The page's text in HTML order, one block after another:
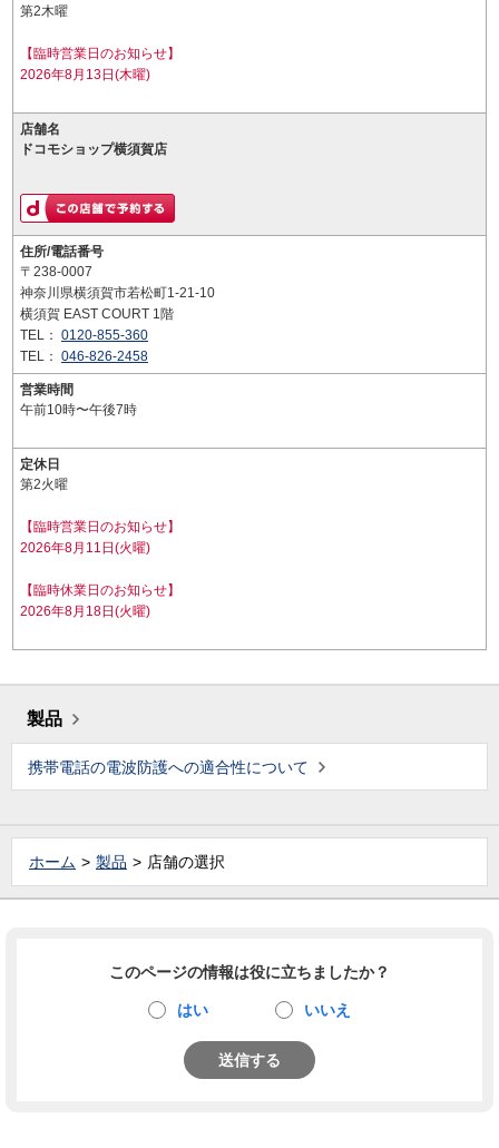
第2木曜
【臨時営業日のお知らせ】
2026年8月13日(木曜)
店舗名
ドコモショップ横須賀店
住所/電話番号
〒238-0007
神奈川県横須賀市若松町1-21-10
横須賀 EAST COURT 1階
TEL： 0120-855-360
TEL： 046-826-2458
営業時間
午前10時〜午後7時
定休日
第2火曜
【臨時営業日のお知らせ】
2026年8月11日(火曜)
【臨時休業日のお知らせ】
2026年8月18日(火曜)
製品
携帯電話の電波防護への適合性について
ホーム 製品 店舗の選択
このページの情報は役に立ちましたか？
はい いいえ
送信する